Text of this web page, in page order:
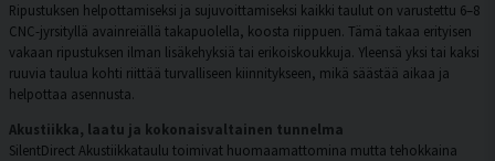
Ripustuksen helpottamiseksi ja sujuvoittamiseksi kaikki taulut on varustettu 6–8
CNC-jyrsityllä avainreiällä takapuolella, koosta riippuen. Tämä takaa erityisen
vakaan ripustuksen ilman lisäkehyksiä tai erikoiskoukkuja. Yleensä yksi tai kaksi
ruuvia taulua kohti riittää turvalliseen kiinnitykseen, mikä säästää aikaa ja
helpottaa asennusta.
Akustiikka, laatu ja kokonaisvaltainen tunnelma
SilentDirect Akustiikkataulu toimivat huomaamattomina mutta tehokkaina